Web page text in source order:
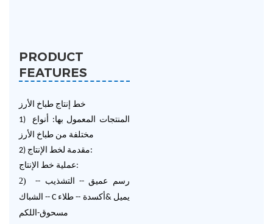
PRODUCT
FEATURES
خط إنتاج طباخ الأرز
1)
مختلفة من طباخ الأرز
2) مقدمة لخط الإنتاج:
عملية خط الإنتاج:
2)
رسم عميق -- التشذيب --
--C يميل&أكسدة -- طلاء
مسحوق-اللكم